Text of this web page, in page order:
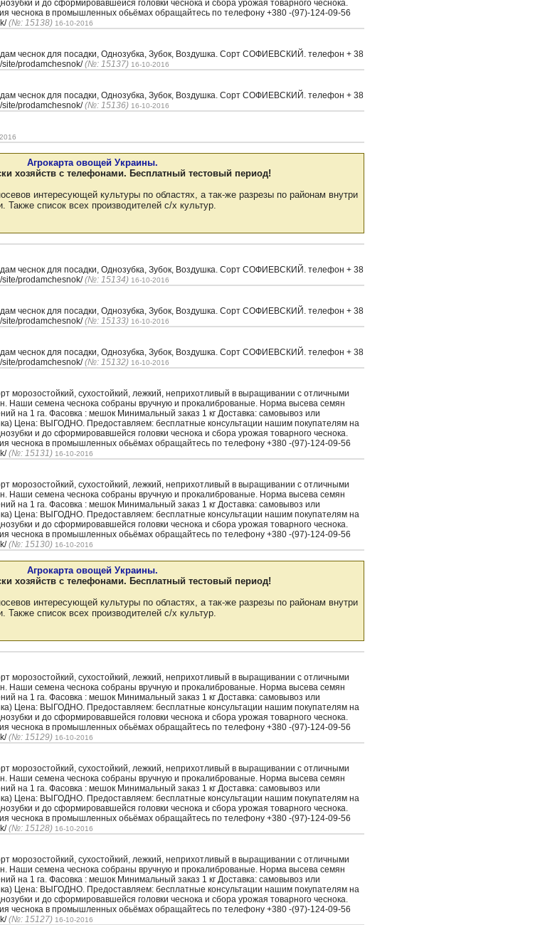
и до сформировавшейся головки чеснока и сбора урожая товарного чеснока.
чеснока в промышленных обьёмах обращайтесь по телефону +380 -(97)-124-09-56
(№: 15138) 16-10-2016
чеснок для посадки, Однозубка, Зубок, Воздушка. Сорт СОФИЕВСКИЙ. телефон + 38
prodamchesnok/(№: 15137) 16-10-2016
чеснок для посадки, Однозубка, Зубок, Воздушка. Сорт СОФИЕВСКИЙ. телефон + 38
prodamchesnok/(№: 15136) 16-10-2016
Агрокарта овощей Украины.
хозяйств с телефонами. Бесплатный тестовый период!
интересующей культуры по областях, а так-же разрезы по районам внутри
Также список всех производителей с/х культур.
чеснок для посадки, Однозубка, Зубок, Воздушка. Сорт СОФИЕВСКИЙ. телефон + 38
prodamchesnok/(№: 15134) 16-10-2016
чеснок для посадки, Однозубка, Зубок, Воздушка. Сорт СОФИЕВСКИЙ. телефон + 38
prodamchesnok/(№: 15133) 16-10-2016
чеснок для посадки, Однозубка, Зубок, Воздушка. Сорт СОФИЕВСКИЙ. телефон + 38
prodamchesnok/(№: 15132) 16-10-2016
морозостойкий, сухостойкий, лежкий, неприхотливый в выращивании с отличными
Наши семена чеснока собраны вручную и прокалиброваные. Норма высева семян
на 1 га. Фасовка : мешок Минимальный заказ 1 кг Доставка: самовывоз или
Цена: ВЫГОДНО. Предоставляем: бесплатные консультации нашим покупателям на
и до сформировавшейся головки чеснока и сбора урожая товарного чеснока.
чеснока в промышленных обьёмах обращайтесь по телефону +380 -(97)-124-09-56
(№: 15131) 16-10-2016
морозостойкий, сухостойкий, лежкий, неприхотливый в выращивании с отличными
Наши семена чеснока собраны вручную и прокалиброваные. Норма высева семян
на 1 га. Фасовка : мешок Минимальный заказ 1 кг Доставка: самовывоз или
Цена: ВЫГОДНО. Предоставляем: бесплатные консультации нашим покупателям на
и до сформировавшейся головки чеснока и сбора урожая товарного чеснока.
чеснока в промышленных обьёмах обращайтесь по телефону +380 -(97)-124-09-56
(№: 15130) 16-10-2016
Агрокарта овощей Украины.
хозяйств с телефонами. Бесплатный тестовый период!
интересующей культуры по областях, а так-же разрезы по районам внутри
Также список всех производителей с/х культур.
морозостойкий, сухостойкий, лежкий, неприхотливый в выращивании с отличными
Наши семена чеснока собраны вручную и прокалиброваные. Норма высева семян
на 1 га. Фасовка : мешок Минимальный заказ 1 кг Доставка: самовывоз или
Цена: ВЫГОДНО. Предоставляем: бесплатные консультации нашим покупателям на
и до сформировавшейся головки чеснока и сбора урожая товарного чеснока.
чеснока в промышленных обьёмах обращайтесь по телефону +380 -(97)-124-09-56
(№: 15129) 16-10-2016
морозостойкий, сухостойкий, лежкий, неприхотливый в выращивании с отличными
Наши семена чеснока собраны вручную и прокалиброваные. Норма высева семян
на 1 га. Фасовка : мешок Минимальный заказ 1 кг Доставка: самовывоз или
Цена: ВЫГОДНО. Предоставляем: бесплатные консультации нашим покупателям на
и до сформировавшейся головки чеснока и сбора урожая товарного чеснока.
чеснока в промышленных обьёмах обращайтесь по телефону +380 -(97)-124-09-56
(№: 15128) 16-10-2016
морозостойкий, сухостойкий, лежкий, неприхотливый в выращивании с отличными
Наши семена чеснока собраны вручную и прокалиброваные. Норма высева семян
на 1 га. Фасовка : мешок Минимальный заказ 1 кг Доставка: самовывоз или
Цена: ВЫГОДНО. Предоставляем: бесплатные консультации нашим покупателям на
и до сформировавшейся головки чеснока и сбора урожая товарного чеснока.
чеснока в промышленных обьёмах обращайтесь по телефону +380 -(97)-124-09-56
(№: 15127) 16-10-2016